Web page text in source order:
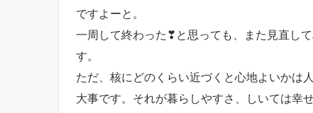
ですよーと。
一周して終わった❣と思っても、また見直し
す。
ただ、核にどのくらい近づくと心地よいかは
大事です。それが暮らしやすさ、しいては幸